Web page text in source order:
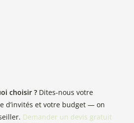
choisir ? Dites-nous votre
d’invités et votre budget — on
Demander un devis gratuit